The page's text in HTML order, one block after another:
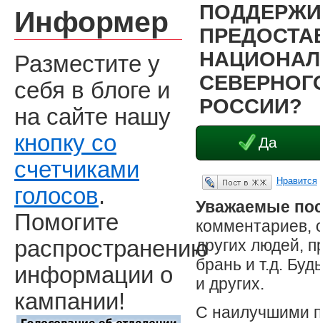
РОССИИ?
Да
Опубликовать в ЖЖ Нравится
Уважаемые
комментариев,
других людей,
брань и т.д.
и других.
С наилучшими
Информер
Разместите у
себя в блоге и
на сайте нашу
кнопку со
счетчиками
голосов.
Помогите
распространению
информации о
кампании!